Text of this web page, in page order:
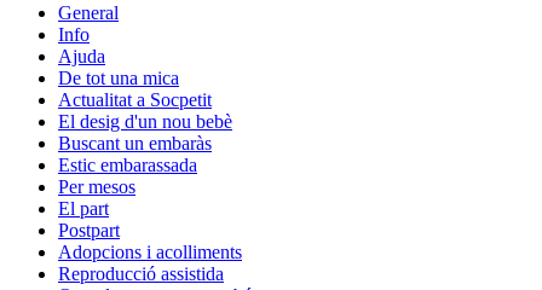
General
Info
Ajuda
De tot una mica
Actualitat a Socpetit
El desig d'un nou bebè
Buscant un embaràs
Estic embarassada
Per mesos
El part
Postpart
Adopcions i acolliments
Reproducció assistida